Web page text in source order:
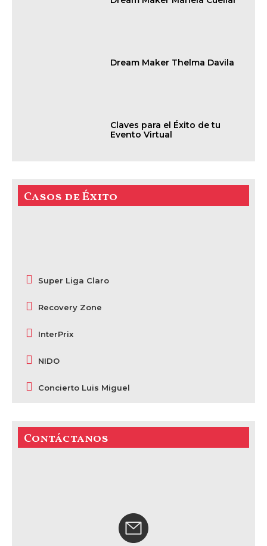
Dream Maker Thelma Davila
Claves para el Éxito de tu
Evento Virtual
Casos de Éxito
Super Liga Claro
Recovery Zone
InterPrix
NIDO
Concierto Luis Miguel
Contáctanos